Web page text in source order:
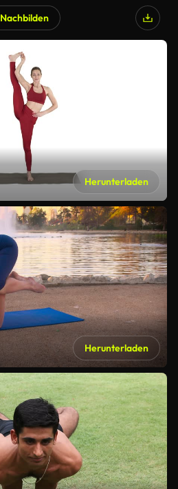
Nachbilden
Herunterladen
Herunterladen